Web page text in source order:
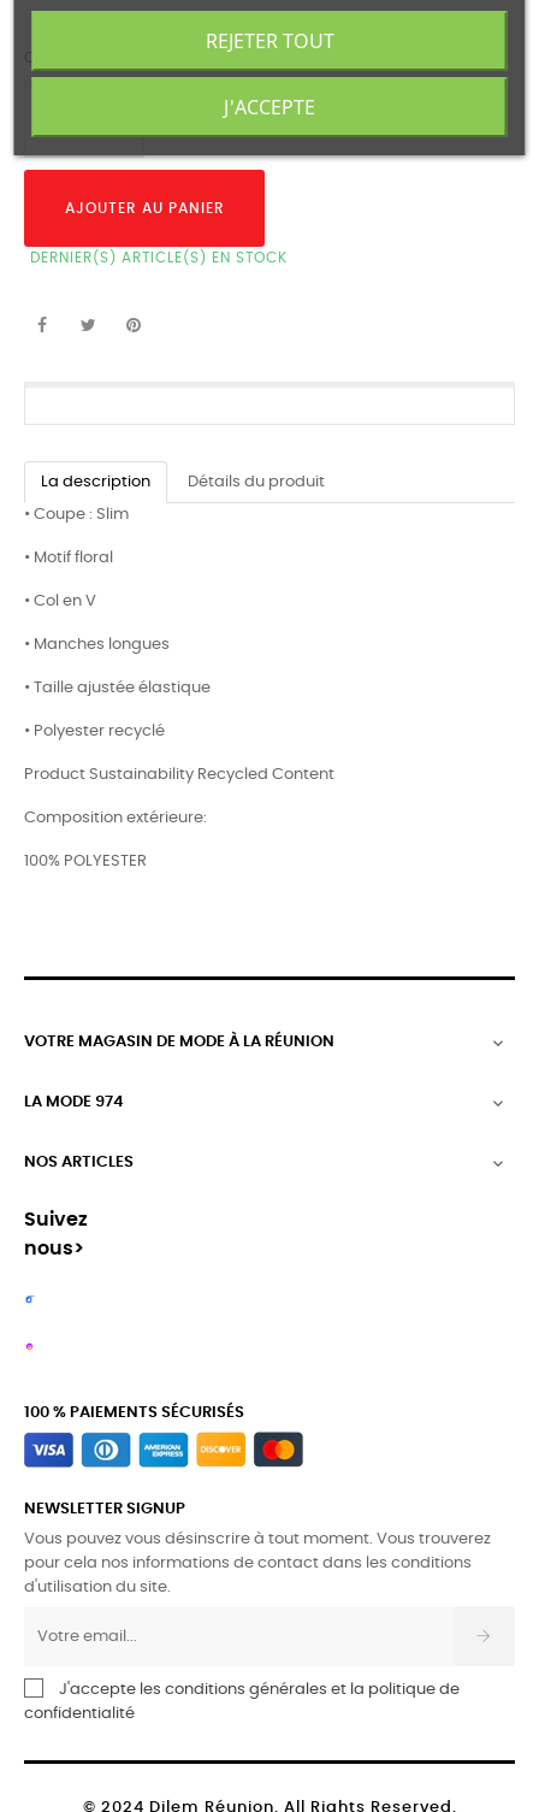
QUANTITÉ
AJOUTER AU PANIER
DERNIER(S) ARTICLE(S) EN STOCK
La description Détails du produit
• Coupe : Slim
• Motif floral
• Col en V
• Manches longues
• Taille ajustée élastique
• Polyester recyclé
Product Sustainability Recycled Content
Composition extérieure:
100% POLYESTER
VOTRE MAGASIN DE MODE À LA RÉUNION 
LA MODE 974 
NOS ARTICLES 
Suivez
nous>
100 % PAIEMENTS SÉCURISÉS
NEWSLETTER SIGNUP
Vous pouvez vous désinscrire à tout moment. Vous trouverez
pour cela nos informations de contact dans les conditions
d'utilisation du site.
J'accepte les conditions générales et la politique de
confidentialité
© 2024 Dilem Réunion. All Rights Reserved.
REJETER TOUT
J'ACCEPTE